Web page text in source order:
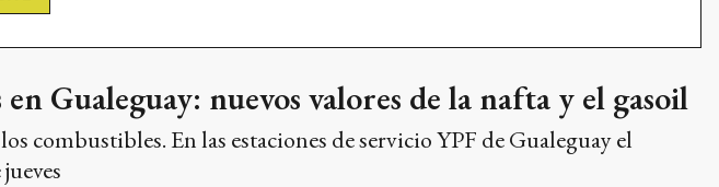
Gualeguay: nuevos valores de la nafta y el gasoil
combustibles. En las estaciones de servicio YPF de Gualeguay el